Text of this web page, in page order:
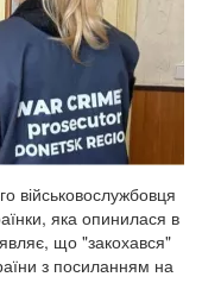
військовослужбовця
яка опинилася в
що "закохався"
з посиланням на